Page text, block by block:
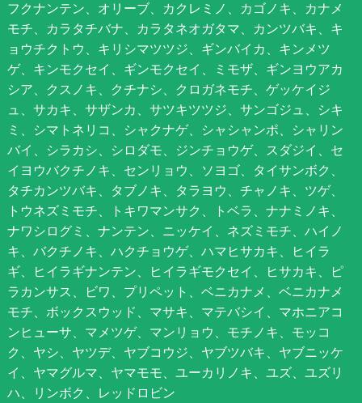
フクナンテン、オリーブ、カクレミノ、カゴノキ、カナメ
モチ、カラタチバナ、カラタネオガタマ、カンツバキ、キ
ョウチクトウ、キリシマツツジ、ギンバイカ、キンメツ
ゲ、キンモクセイ、ギンモクセイ、ミモザ、ギンヨウアカ
シア、クスノキ、クチナシ、クロガネモチ、ゲッケイジ
ュ、サカキ、サザンカ、サツキツツジ、サンゴジュ、シキ
ミ、シマトネリコ、シャクナゲ、シャシャンポ、シャリン
バイ、シラカシ、シロダモ、ジンチョウゲ、スダジイ、セ
イヨウバクチノキ、センリョウ、ソヨゴ、タイサンボク、
タチカンツバキ、タブノキ、タラヨウ、チャノキ、ツゲ、
トウネズミモチ、トキワマンサク、トベラ、ナナミノキ、
ナワシログミ、ナンテン、ニッケイ、ネズミモチ、ハイノ
キ、バクチノキ、ハクチョウゲ、ハマヒサカキ、ヒイラ
ギ、ヒイラギナンテン、ヒイラギモクセイ、ヒサカキ、ピ
ラカンサス、ビワ、プリペット、ベニカナメ、ベニカナメ
モチ、ボックスウッド、マサキ、マテバシイ、マホニアコ
ンヒューサ、マメツゲ、マンリョウ、モチノキ、モッコ
ク、ヤシ、ヤツデ、ヤブコウジ、ヤブツバキ、ヤブニッケ
イ、ヤマグルマ、ヤマモモ、ユーカリノキ、ユズ、ユズリ
ハ、リンボク、レッドロビン